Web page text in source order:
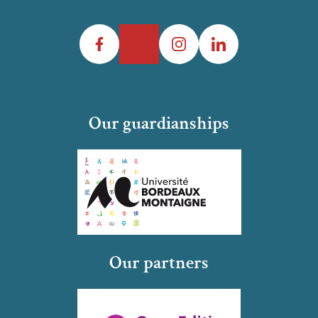
Facebook InstagramLinkedIn
Our guardianships
Our partners